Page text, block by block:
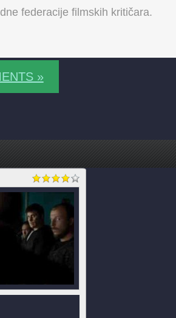
federacije filmskih kritičara.
»